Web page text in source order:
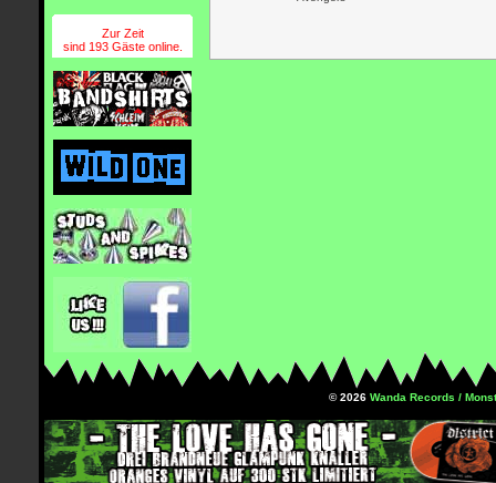
Zur Zeit
sind 193 Gäste online.
© 2026 Wanda Records /